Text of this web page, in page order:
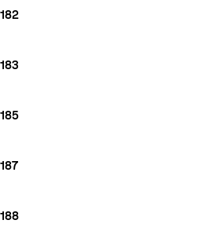
182
183
185
187
188